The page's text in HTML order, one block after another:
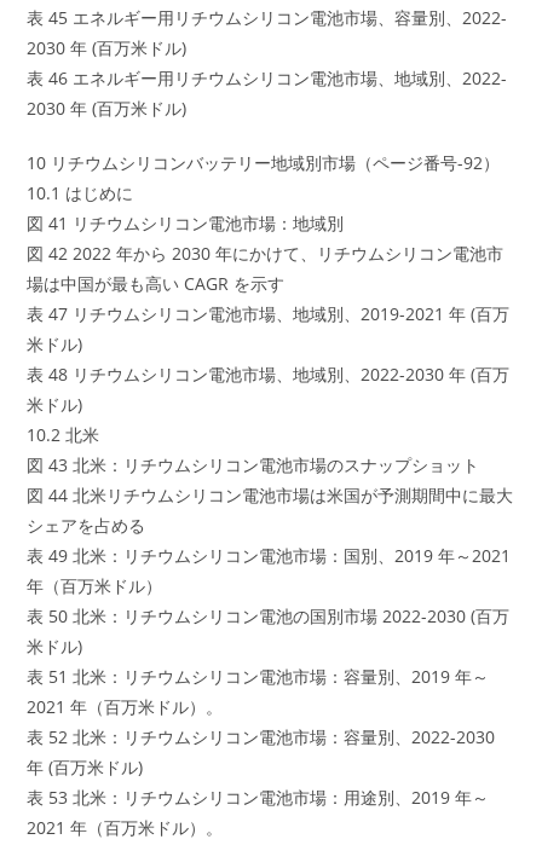
表 45 エネルギー用リチウムシリコン電池市場、容量別、2022-
2030 年 (百万米ドル)
表 46 エネルギー用リチウムシリコン電池市場、地域別、2022-
2030 年 (百万米ドル)
10 リチウムシリコンバッテリー地域別市場（ページ番号-92）
10.1 はじめに
図 41 リチウムシリコン電池市場：地域別
図 42 2022 年から 2030 年にかけて、リチウムシリコン電池市
場は中国が最も高い CAGR を示す
表 47 リチウムシリコン電池市場、地域別、2019-2021 年 (百万
米ドル)
表 48 リチウムシリコン電池市場、地域別、2022-2030 年 (百万
米ドル)
10.2 北米
図 43 北米：リチウムシリコン電池市場のスナップショット
図 44 北米リチウムシリコン電池市場は米国が予測期間中に最大
シェアを占める
表 49 北米：リチウムシリコン電池市場：国別、2019 年～2021
年（百万米ドル）
表 50 北米：リチウムシリコン電池の国別市場 2022-2030 (百万
米ドル)
表 51 北米：リチウムシリコン電池市場：容量別、2019 年～
2021 年（百万米ドル）。
表 52 北米：リチウムシリコン電池市場：容量別、2022-2030
年 (百万米ドル)
表 53 北米：リチウムシリコン電池市場：用途別、2019 年～
2021 年（百万米ドル）。